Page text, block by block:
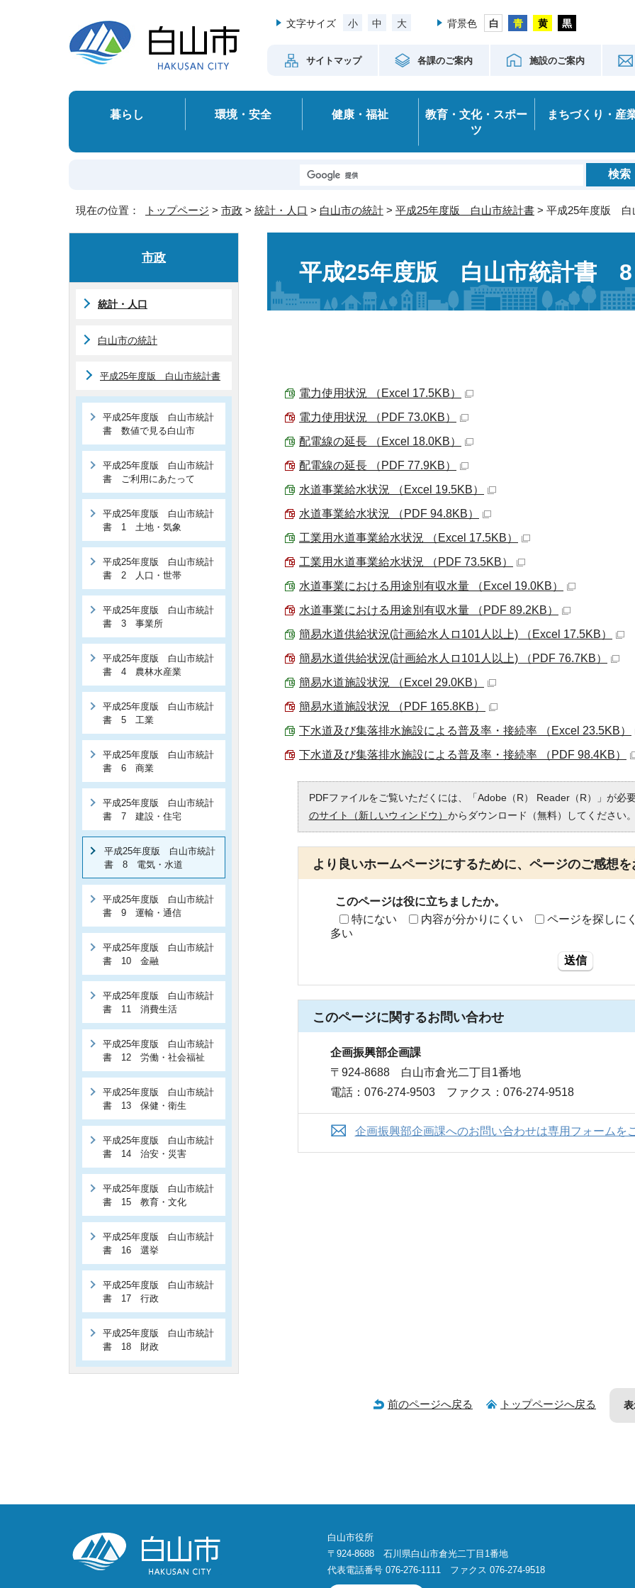
文字サイズ 小 中 大 背景色
サイトマップ 各課のご案内 施設のご案内
暮らし 環境・安全 健康・福祉
教育・文化・スポー
ツ
まちづくり・産
現在の位置： トップページ > 市政 > 統計・人口 > 白山市の統計 > 平成25年度版 白山市統計書 > 平成25年度版
平成25年度版 白山市統計書
電力使用状況 （Excel 17.5KB）
電力使用状況 （PDF 73.0KB）
配電線の延長 （Excel 18.0KB）
配電線の延長 （PDF 77.9KB）
水道事業給水状況 （Excel 19.5KB）
水道事業給水状況 （PDF 94.8KB）
工業用水道事業給水状況 （Excel 17.5KB）
工業用水道事業給水状況 （PDF 73.5KB）
水道事業における用途別有収水量 （Excel 19.0KB）
水道事業における用途別有収水量 （PDF 89.2KB）
簡易水道供給状況(計画給水人ロ101人以上) （Excel 17.5KB）
簡易水道供給状況(計画給水人ロ101人以上) （PDF 76.7KB）
簡易水道施設状況 （Excel 29.0KB）
簡易水道施設状況 （PDF 165.8KB）
下水道及び集落排水施設による普及率・接続率 （Excel 23.5KB）
下水道及び集落排水施設による普及率・接続率 （PDF 98.4KB）
PDFファイルをご覧いただくには、「Adobe（R） Reader（R）」が必
のサイト（新しいウィンドウ） からダウンロード（無料）してください。
より良いホームページにするために、ページのご感想を
このページは役に立ちましたか。
特にない
内容が分かりにくい ページを探しに
多い
送信
このページに関するお問い合わせ
企画振興部企画課
〒924-8688 白山市倉光二丁目1番地
電話：076-274-9503 ファクス：076-274-9518
企画振興部企画課へのお問い合わせは専用フォームを
市政
統計・人口
白山市の統計
平成25年度版 白山市統計書
平成25年度版 白山市統計
書 数値で見る白山市
平成25年度版 白山市統計
書 ご利用にあたって
平成25年度版 白山市統計
書 1 土地・気象
平成25年度版 白山市統計
書 2 人口・世帯
平成25年度版 白山市統計
書 3 事業所
平成25年度版 白山市統計
書 4 農林水産業
平成25年度版 白山市統計
書 5 工業
平成25年度版 白山市統計
書 6 商業
平成25年度版 白山市統計
書 7 建設・住宅
平成25年度版 白山市統計
書 8 電気・水道
平成25年度版 白山市統計
書 9 運輸・通信
平成25年度版 白山市統計
書 10 金融
平成25年度版 白山市統計
書 11 消費生活
平成25年度版 白山市統計
書 12 労働・社会福祉
平成25年度版 白山市統計
書 13 保健・衛生
平成25年度版 白山市統計
書 14 治安・災害
平成25年度版 白山市統計
書 15 教育・文化
平成25年度版 白山市統計
書 16 選挙
平成25年度版 白山市統計
書 17 行政
平成25年度版 白山市統計
書 18 財政
前のページへ戻る トップページへ戻る
白山市役所
〒924-8688 石川県白山市倉光二丁目1番地
代表電話番号 076-276-1111 ファクス 076-274-9518